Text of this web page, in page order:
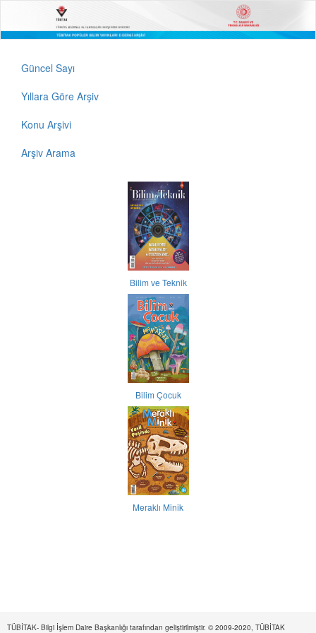
Güncel Sayı
Yıllara Göre Arşiv
Konu Arşivi
Arşiv Arama
Bilim ve Teknik
Bilim Çocuk
Meraklı Minik
TÜBİTAK- Bilgi İşlem Daire Başkanlığı tarafından geliştirilmiştir. © 2009-2020, TÜBİTAK